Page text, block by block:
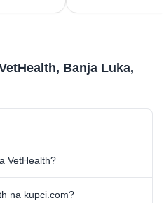
Banja Luka,
VetHealth?
na kupci.com?